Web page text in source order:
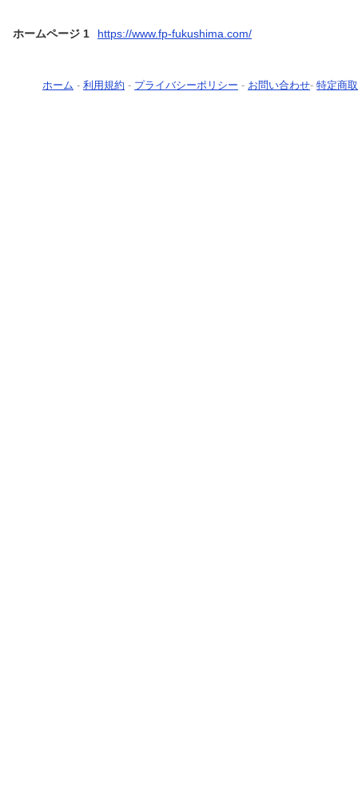
ホームページ 1 https://www.fp-fukushima.com/
ホーム - 利用規約 - プライバシーポリシー - お問い合わせ- 特定商